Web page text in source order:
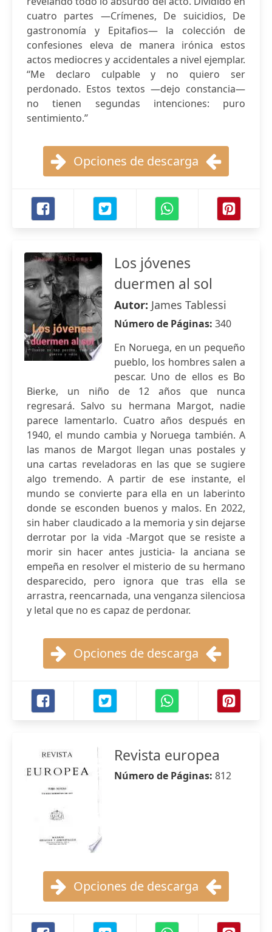
cuatro partes —Crímenes, De suicidios, De
gastronomía y Epitafios— la colección de
confesiones eleva de manera irónica estos
actos mediocres y accidentales a nivel ejemplar.
‘‘Me declaro culpable y no quiero ser
perdonado. Estos textos —dejo constancia—
no tienen segundas intenciones: puro
sentimiento.’’
Opciones de descarga
Los jóvenes
duermen al sol
Autor: James Tablessi
Número de Páginas: 340
En Noruega, en un pequeño
pueblo, los hombres salen a
pescar. Uno de ellos es Bo
Bierke, un niño de 12 años que nunca
regresará. Salvo su hermana Margot, nadie
parece lamentarlo. Cuatro años después en
1940, el mundo cambia y Noruega también. A
las manos de Margot llegan unas postales y
una cartas reveladoras en las que se sugiere
algo tremendo. A partir de ese instante, el
mundo se convierte para ella en un laberinto
donde se esconden buenos y malos. En 2022,
sin haber claudicado a la memoria y sin dejarse
derrotar por la vida -Margot que se resiste a
morir sin hacer antes justicia- la anciana se
empeña en resolver el misterio de su hermano
desparecido, pero ignora que tras ella se
arrastra, reencarnada, una venganza silenciosa
y letal que no es capaz de perdonar.
Opciones de descarga
Revista europea
Número de Páginas: 812
Opciones de descarga